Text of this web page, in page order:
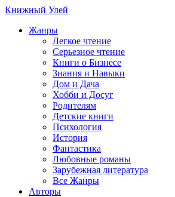
Книжный Улей
Жанры
Легкое чтение
Серьезное чтение
Книги о Бизнесе
Знания и Навыки
Дом и Дача
Хобби и Досуг
Родителям
Детские книги
Психология
История
Фантастика
Любовные романы
Зарубежная литература
Все Жанры
Авторы